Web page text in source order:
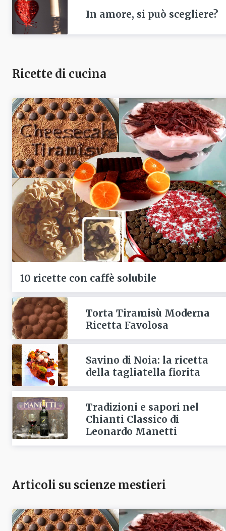
In amore, si può scegliere?
Ricette di cucina
10 ricette con caffè solubile
Torta Tiramisù Moderna
Ricetta Favolosa
Savino di Noia: la ricetta
della tagliatella fiorita
Tradizioni e sapori nel
Chianti Classico di
Leonardo Manetti
Articoli su scienze mestieri